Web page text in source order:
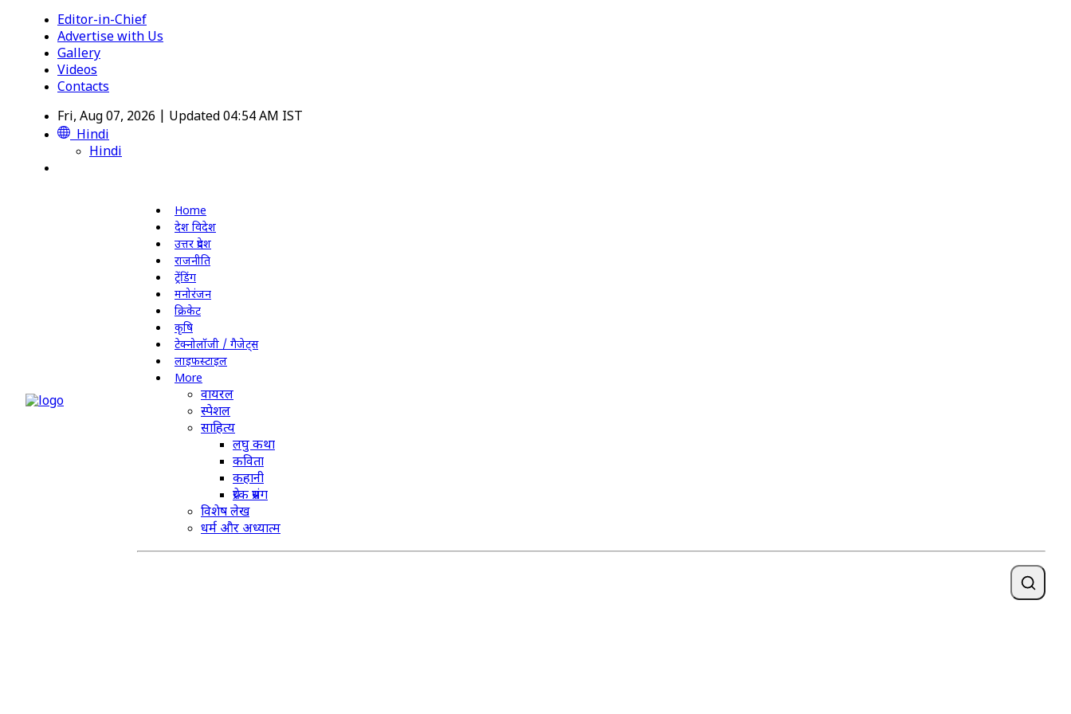
Editor-in-Chief
Advertise with Us
Gallery
Videos
Contacts
Fri, Aug 07, 2026 | Updated 04:54 AM IST
Hindi
Hindi
Home
देश विदेश
उत्तर प्रदेश
राजनीति
ट्रेंडिंग
मनोरंजन
क्रिकेट
कृषि
टेक्नोलॉजी / गैजेट्स
लाइफस्टाइल
More
वायरल
स्पेशल
साहित्य
लघु कथा
कविता
कहानी
प्रेरक प्रसंग
विशेष लेख
धर्म और अध्यात्म